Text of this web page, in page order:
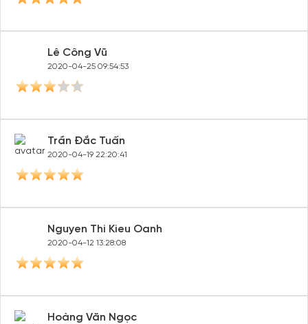
Lê Công Vũ
2020-04-25 09:54:53
Trần Đắc Tuấn
2020-04-19 22:20:41
Nguyen Thi Kieu Oanh
2020-04-12 13:28:08
Hoàng Văn Ngọc